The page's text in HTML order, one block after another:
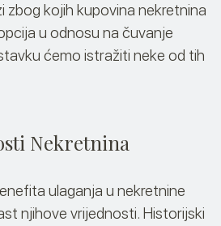
zbog kojih kupovina nekretnina
u odnosu na čuvanje
ćemo istražiti neke od tih
Nekretnina
ulaganja u nekretnine
njihove vrijednosti. Historijski